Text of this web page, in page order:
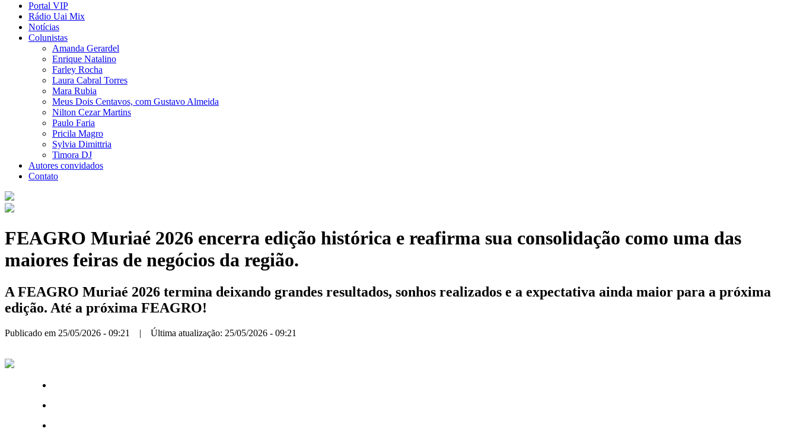
Portal VIP
Rádio Uai Mix
Notícias
Colunistas
Amanda Gerardel
Enrique Natalino
Farley Rocha
Laura Cabral Torres
Mara Rubia
Meus Dois Centavos, com Gustavo Almeida
Nilton Cezar Martins
Paulo Faria
Pricila Magro
Sylvia Dimittria
Timora DJ
Autores convidados
Contato
FEAGRO Muriaé 2026 encerra edição histórica e reafirma sua consolidação como uma das
maiores feiras de negócios da região.
A FEAGRO Muriaé 2026 termina deixando grandes resultados, sonhos realizados e a expectativa ainda maior para a próxima
edição. Até a próxima FEAGRO!
Publicado em 25/05/2026 - 09:21 | Última atualização: 25/05/2026 - 09:21